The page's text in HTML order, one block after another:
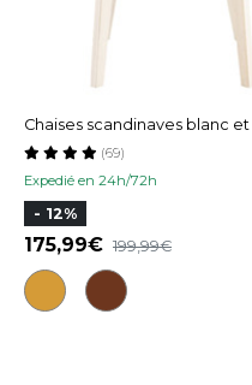
Chaises scandinaves blanc
Expedié en 24h/72h
(69)
- 12%
175,99 199,99